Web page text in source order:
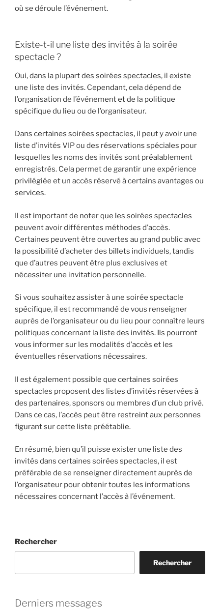
où se déroule l’événement.
Existe-t-il une liste des invités à la soirée
spectacle ?
Oui, dans la plupart des soirées spectacles, il existe
une liste des invités. Cependant, cela dépend de
l’organisation de l’événement et de la politique
spécifique du lieu ou de l’organisateur.
Dans certaines soirées spectacles, il peut y avoir une
liste d’invités VIP ou des réservations spéciales pour
lesquelles les noms des invités sont préalablement
enregistrés. Cela permet de garantir une expérience
privilégiée et un accès réservé à certains avantages ou
services.
Il est important de noter que les soirées spectacles
peuvent avoir différentes méthodes d’accès.
Certaines peuvent être ouvertes au grand public avec
la possibilité d’acheter des billets individuels, tandis
que d’autres peuvent être plus exclusives et
nécessiter une invitation personnelle.
Si vous souhaitez assister à une soirée spectacle
spécifique, il est recommandé de vous renseigner
auprès de l’organisateur ou du lieu pour connaître leurs
politiques concernant la liste des invités. Ils pourront
vous informer sur les modalités d’accès et les
éventuelles réservations nécessaires.
Il est également possible que certaines soirées
spectacles proposent des listes d’invités réservées à
des partenaires, sponsors ou membres d’un club privé.
Dans ce cas, l’accès peut être restreint aux personnes
figurant sur cette liste préétablie.
En résumé, bien qu’il puisse exister une liste des
invités dans certaines soirées spectacles, il est
préférable de se renseigner directement auprès de
l’organisateur pour obtenir toutes les informations
nécessaires concernant l’accès à l’événement.
Rechercher
Rechercher
Derniers messages